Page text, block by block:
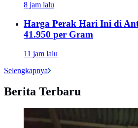
8 jam lalu
Harga Perak Hari Ini di
41.950 per Gram
11 jam lalu
Selengkapnya
Berita Terbaru